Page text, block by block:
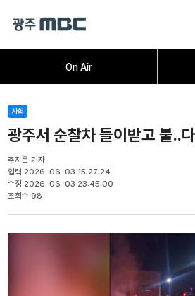
On Air
오늘의뉴스뉴스데스크
사회
광주서 순찰차 들이받고 불..
주지은 기자
입력 2026-06-03 15:27:24
수정 2026-06-03 23:45:00
조회수 98